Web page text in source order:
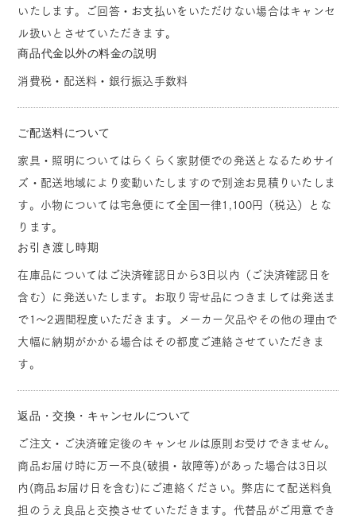
いたします。ご回答・お支払いをいただけない場合はキャンセ
ル扱いとさせていただきます。
商品代金以外の料金の説明
消費税・配送料・銀行振込手数料
ご配送料について
家具・照明についてはらくらく家財便での発送となるためサイ
ズ・配送地域により変動いたしますので別途お見積りいたしま
す。小物については宅急便にて全国一律1,100円（税込）とな
ります。
お引き渡し時期
在庫品についてはご決済確認日から3日以内（ご決済確認日を
含む）に発送いたします。お取り寄せ品につきましては発送ま
で1～2週間程度いただきます。メーカー欠品やその他の理由で
大幅に納期がかかる場合はその都度ご連絡させていただきま
す。
返品・交換・キャンセルについて
ご注文・ご決済確定後のキャンセルは原則お受けできません。
商品お届け時に万一不良(破損・故障等)があった場合は3日以
内(商品お届け日を含む)にご連絡ください。弊店にて配送料負
担のうえ良品と交換させていただきます。代替品がご用意でき